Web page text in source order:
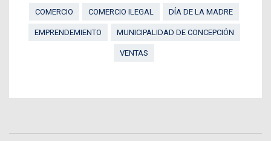
COMERCIO
COMERCIO ILEGAL DÍA DE LA MADRE
EMPRENDEMIENTO MUNICIPALIDAD DE CONCEPCIÓN
VENTAS